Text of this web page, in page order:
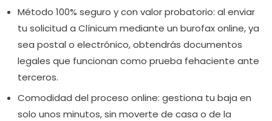
Método 100% seguro y con valor probatorio: al enviar
tu solicitud a Clínicum mediante un burofax online, ya
sea postal o electrónico, obtendrás documentos
legales que funcionan como prueba fehaciente ante
terceros.
Comodidad del proceso online: gestiona tu baja en
solo unos minutos, sin moverte de casa o de la